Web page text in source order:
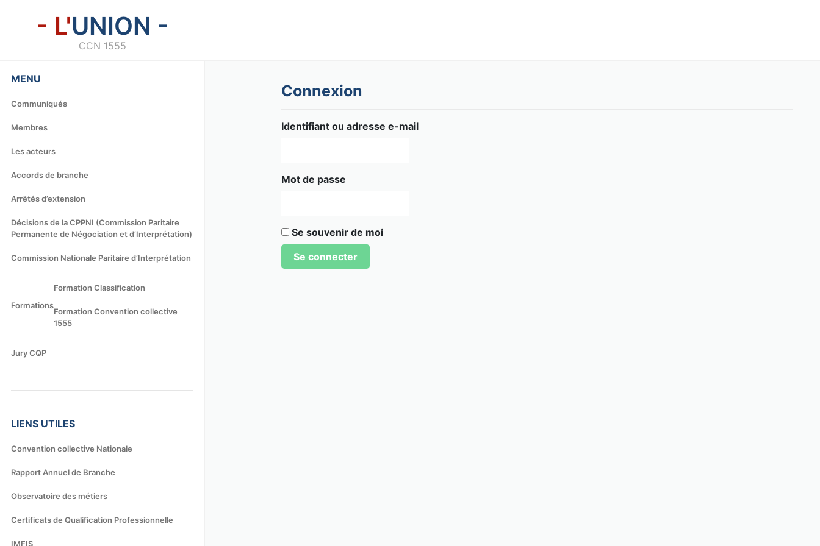
- L'UNION -
CCN 1555
MENU
Communiqués
Membres
Les acteurs
Accords de branche
Arrêtés d’extension
Décisions de la CPPNI (Commission Paritaire
Permanente de Négociation et d’Interprétation)
Commission Nationale Paritaire d’Interprétation
Formations
Formation Classification
Formation Convention collective
1555
Jury CQP
LIENS UTILES
Convention collective Nationale
Rapport Annuel de Branche
Observatoire des métiers
Certificats de Qualification Professionnelle
IMFIS
Connexion
Identifiant ou adresse e-mail
Mot de passe
Se souvenir de moi